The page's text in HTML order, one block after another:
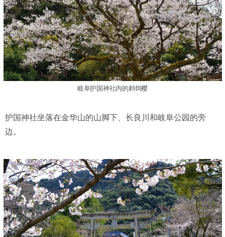
岐阜护国神社内的鹈饲樱
护国神社坐落在金华山的山脚下、长良川和岐阜公园的旁
边。